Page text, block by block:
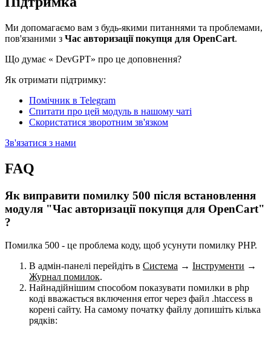
Ми допомагаємо вам з будь-якими питаннями та проблемами,
пов'язаними з Час авторизації покупця для OpenCart.
Що думає « DevGPT» про це доповнення?
Як отримати підтримку:
Помічник в Telegram
Спитати про цей модуль в нашому чаті
Скористатися зворотним зв'язком
Зв'язатися з нами
FAQ
Як виправити помилку 500 після встановлення
модуля "Час авторизації покупця для OpenCart"
?
Помилка 500 - це проблема коду, щоб усунути помилку PHP.
В адмін-панелі перейдіть в Система → Інструменти →
Журнал помилок.
Найнадійнішим способом показувати помилки в php
коді вважається включення error через файл .htaccess в
корені сайту. На самому початку файлу допишіть кілька
рядків: